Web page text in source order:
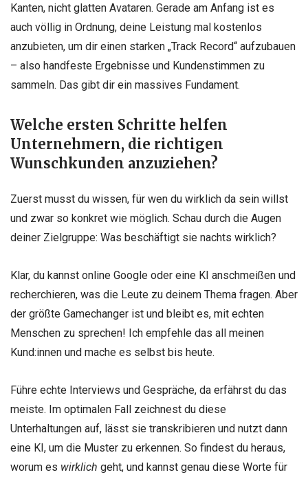
Kanten, nicht glatten Avataren. Gerade am Anfang ist es
auch völlig in Ordnung, deine Leistung mal kostenlos
anzubieten, um dir einen starken „Track Record“ aufzubauen
– also handfeste Ergebnisse und Kundenstimmen zu
sammeln. Das gibt dir ein massives Fundament.
Welche ersten Schritte helfen
Unternehmern, die richtigen
Wunschkunden anzuziehen?
Zuerst musst du wissen, für wen du wirklich da sein willst
und zwar so konkret wie möglich. Schau durch die Augen
deiner Zielgruppe: Was beschäftigt sie nachts wirklich?
Klar, du kannst online Google oder eine KI anschmeißen und
recherchieren, was die Leute zu deinem Thema fragen. Aber
der größte Gamechanger ist und bleibt es, mit echten
Menschen zu sprechen! Ich empfehle das all meinen
Kund:innen und mache es selbst bis heute.
Führe echte Interviews und Gespräche, da erfährst du das
meiste. Im optimalen Fall zeichnest du diese
Unterhaltungen auf, lässt sie transkribieren und nutzt dann
eine KI, um die Muster zu erkennen. So findest du heraus,
worum es wirklich geht, und kannst genau diese Worte für